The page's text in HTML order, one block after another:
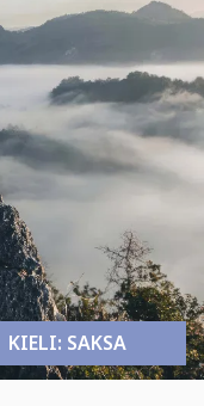
KIELI: SAKSA